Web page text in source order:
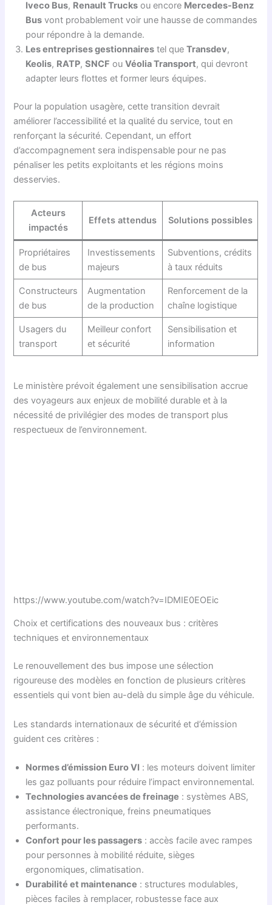
Iveco Bus, Renault Trucks ou encore Mercedes-Benz
Bus vont probablement voir une hausse de commandes
pour répondre à la demande.
Les entreprises gestionnaires tel queTransdev,
Keolis, RATP,SNCF ouVéolia Transport, qui devront
adapter leurs flottes et former leurs équipes.
Pour la population usagère, cette transition devrait
améliorer l’accessibilité et la qualité du service, tout en
renforçant la sécurité. Cependant, un effort
d’accompagnement sera indispensable pour ne pas
pénaliser les petits exploitants et les régions moins
desservies.
Acteurs
impactés
Effets attendus Solutions possibles
Propriétaires
de bus
Investissements
majeurs
Subventions, crédits
à taux réduits
Constructeurs
de bus
Augmentation
de la production
Renforcement de la
chaîne logistique
Usagers du
transport
Meilleur confort
et sécurité
Sensibilisation et
information
Le ministère prévoit également une sensibilisation accrue
des voyageurs aux enjeux de mobilité durable et à la
nécessité de privilégier des modes de transport plus
respectueux de l’environnement.
https://www.youtube.com/watch?v=IDMIE0EOEic
Choix et certifications des nouveaux bus : critères
techniques et environnementaux
Le renouvellement des bus impose une sélection
rigoureuse des modèles en fonction de plusieurs critères
essentiels qui vont bien au-delà du simple âge du véhicule.
Les standards internationaux de sécurité et d’émission
guident ces critères :
Normes d’émission Euro VI : les moteurs doivent limiter
les gaz polluants pour réduire l’impact environnemental.
Technologies avancées de freinage : systèmes ABS,
assistance électronique, freins pneumatiques
performants.
Confort pour les passagers : accès facile avec rampes
pour personnes à mobilité réduite, sièges
ergonomiques, climatisation.
Durabilité et maintenance : structures modulables,
pièces faciles à remplacer, robustesse face aux